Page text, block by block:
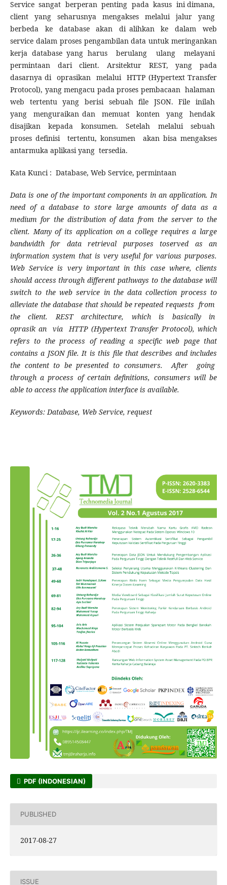
Service sangat berperan penting pada kasus ini dimana,
client yang seharusnya mengakses melalui jalur yang
berbeda ke database akan di alihkan ke dalam web
service dalam proses pengambilan data untuk meringankan
kerja database yang harus berulang ulang melayani
permintaan dari client. Arsitektur REST, yang pada
dasarnya di oprasikan melalui HTTP (Hypertext Transfer
Protocol), yang mengacu pada proses pembacaan halaman
web tertentu yang berisi sebuah file JSON. File inilah
yang menguraikan dan memuat konten yang hendak
disajikan kepada konsumen. Setelah melalui sebuah
proses definisi tertentu, konsumen akan bisa mengakses
antarmuka aplikasi yang tersedia.
Kata Kunci : Database, Web Service, permintaan
Data is one of the important components in an application. In
need of a database to store large amounts of data as a
medium for the distribution of data from the server to the
client. Many of its application on a college requires a large
bandwidth for data retrieval purposes toserved as an
information system that is very useful for various purposes.
Web Service is very important in this case where, clients
should access through different pathways to the database will
switch to the web service in the data collection process to
alleviate the database that should be repeated requests from
the client. REST architecture, which is basically in
oprasik an via HTTP (Hypertext Transfer Protocol), which
refers to the process of reading a specific web page that
contains a JSON file. It is this file that describes and includes
the content to be presented to consumers. After going
through a process of certain definitions, consumers will be
able to access the application interface is available.
Keywords: Database, Web Service, request
PDF (INDONESIAN)
PUBLISHED
2017-08-27
ISSUE